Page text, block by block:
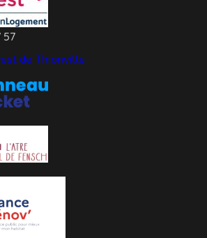
57
de Thionville